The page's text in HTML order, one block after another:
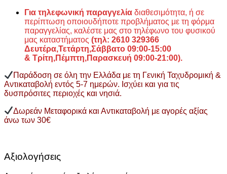
Για τηλεφωνική παραγγελία διαθεσιμότητα, ή σε
περίπτωση οποιουδήποτε προβλήματος με τη φόρμα
παραγγελίας, καλέστε μας στο τηλέφωνο του φυσικού
μας καταστήματος (τηλ: 2610 329366
Δευτέρα,Τετάρτη,Σάββατο 09:00-15:00
& Τρίτη,Πέμπτη,Παρασκευή 09:00-21:00).
Παράδοση σε όλη την Ελλάδα με τη Γενική Ταχυδρομική &
Αντικαταβολή εντός 5-7 ημερών. Ισχύει και για τις
δυσπρόσιτες περιοχές και νησιά.
Δωρεάν Μεταφορικά και Αντικαταβολή με αγορές αξίας
άνω των 30€
Αξιολογήσεις